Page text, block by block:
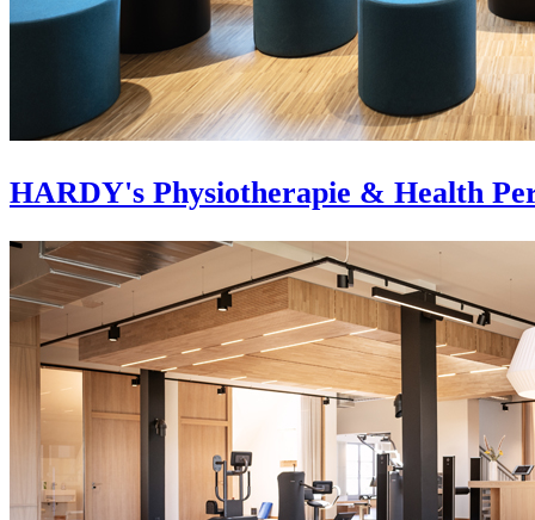
HARDY's Physiotherapie & Health